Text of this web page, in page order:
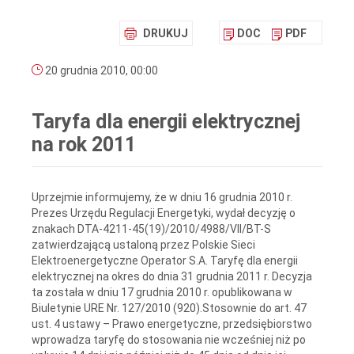
DRUKUJ DOC PDF
20 grudnia 2010, 00:00
Taryfa dla energii elektrycznej
na rok 2011
Uprzejmie informujemy, że w dniu 16 grudnia 2010 r.
Prezes Urzędu Regulacji Energetyki, wydał decyzję o
znakach DTA-4211-45(19)/2010/4988/VII/BT-S
zatwierdzającą ustaloną przez Polskie Sieci
Elektroenergetyczne Operator S.A. Taryfę dla energii
elektrycznej na okres do dnia 31 grudnia 2011 r. Decyzja
ta została w dniu 17 grudnia 2010 r. opublikowana w
Biuletynie URE Nr. 127/2010 (920).Stosownie do art. 47
ust. 4 ustawy – Prawo energetyczne, przedsiębiorstwo
wprowadza taryfę do stosowania nie wcześniej niż po